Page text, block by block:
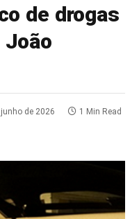
de drogas
João
junho de 2026 1 Min Read